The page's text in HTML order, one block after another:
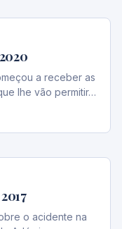
a receber as
lhe vão permitir…
o acidente na